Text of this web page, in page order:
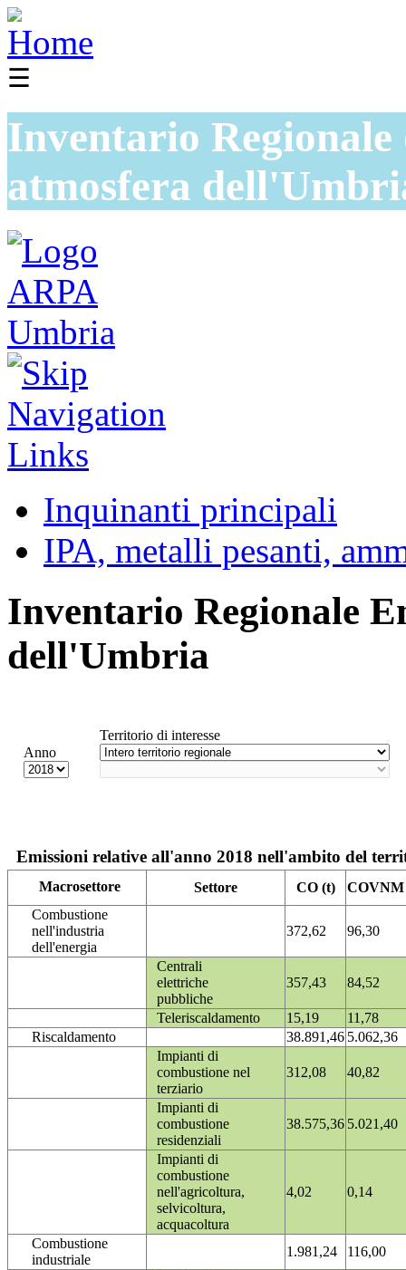
☰
Inventario
atmosfera
Inquinanti principali
IPA, metalli pesanti,
Inventario Regionale
dell'Umbria
Anno
Territorio di interesse
Emissioni relative all'anno 2018 nell'ambito del
Macrosettore Settore CO (t)
COVNM
Combustione
nell'industria
dell'energia
372,62 96,30
Centrali
elettriche
pubbliche
357,43 84,52
Teleriscaldamento 15,19
11,78
Riscaldamento
38.891,46 5.062,36
Impianti di
combustione nel
terziario
312,08 40,82
Impianti di
combustione
residenziali
38.575,36 5.021,40
Impianti di
combustione
nell'agricoltura,
selvicoltura,
acquacoltura
4,02 0,14
Combustione
industriale
1.981,24
116,00